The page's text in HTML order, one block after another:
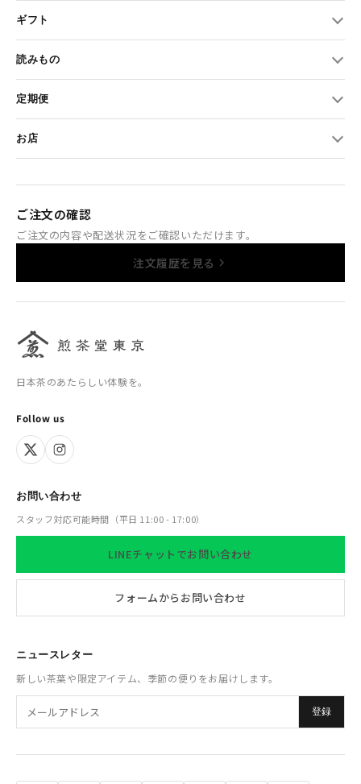
ギフト
読みもの
定期便
お店
ご注文の確認
ご注文の内容や配送状況をご確認いただけます。
注文履歴を見る
日本茶のあたらしい体験を。
Follow us
お問い合わせ
スタッフ対応可能時間（平日 11:00 - 17:00）
LINEチャットでお問い合わせ
フォームからお問い合わせ
ニュースレター
新しい茶葉や限定アイテム、季節の便りをお届けします。
登録